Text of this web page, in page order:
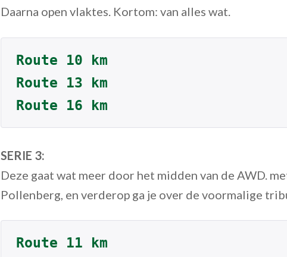
Daarna open vlaktes. Kortom: van alles wat.
Route 10 km
Route 13 km
Route 16 km
SERIE 3:
Deze gaat wat meer door het midden van de AWD.
Pollenberg, en verderop ga je over de voormalige
Route 11 km